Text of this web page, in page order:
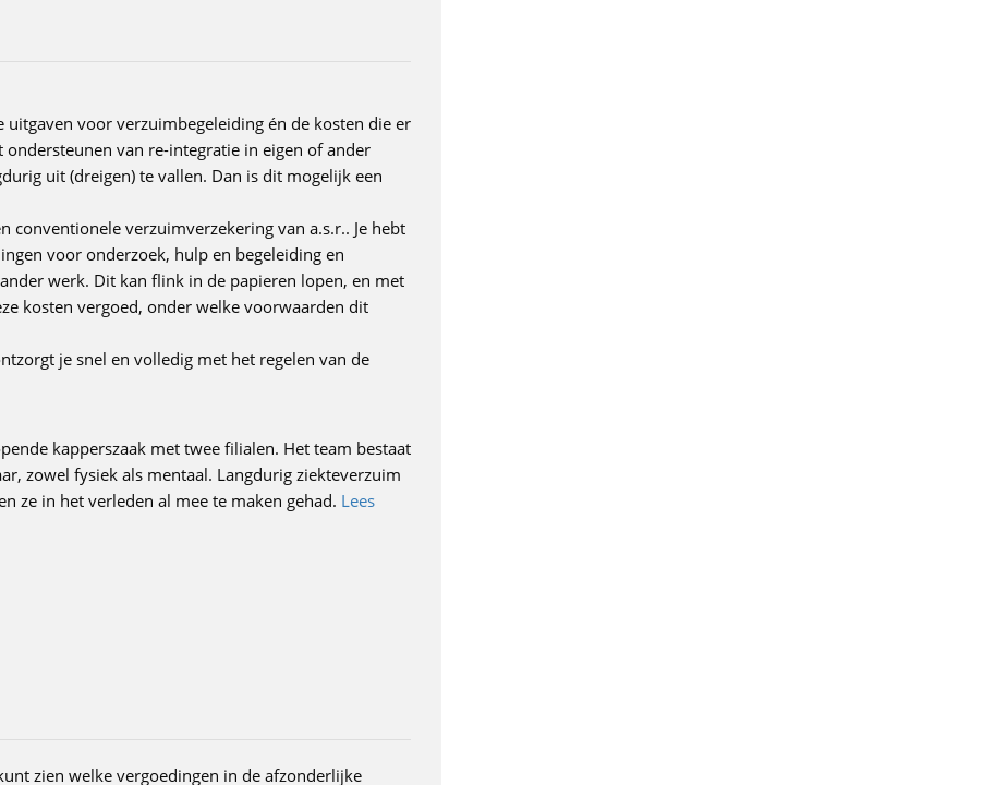
uitgaven voor verzuimbegeleiding én de kosten die er
van re-integratie in eigen of ander
uit (dreigen) te vallen. Dan is dit mogelijk een
conventionele verzuimverzekering van a.s.r.. Je hebt
voor onderzoek, hulp en begeleiding en
werk. Dit kan flink in de papieren lopen, en met
kosten vergoed, onder welke voorwaarden dit
je snel en volledig met het regelen van de
kapperszaak met twee filialen. Het team bestaat
zowel fysiek als mentaal. Langdurig ziekteverzuim
ze in het verleden al mee te maken gehad. Lees
zien welke vergoedingen in de afzonderlijke